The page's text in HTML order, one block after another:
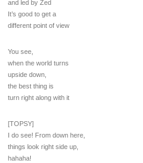
and led by Zed
It’s good to get a
different point of view
You see,
when the world turns
upside down,
the best thing is
turn right along with it
[TOPSY]
I do see! From down here,
things look right side up,
hahaha!